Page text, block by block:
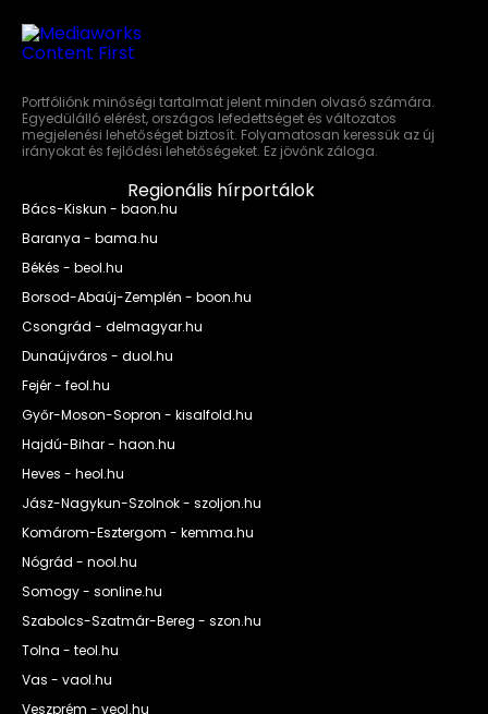
Portfóliónk minőségi tartalmat jelent minden olvasó számára.
Egyedülálló elérést, országos lefedettséget és változatos
megjelenési lehetőséget biztosít. Folyamatosan keressük az új
irányokat és fejlődési lehetőségeket. Ez jövőnk záloga.
Regionális hírportálok
Bács-Kiskun - baon.hu
Baranya - bama.hu
Békés - beol.hu
Borsod-Abaúj-Zemplén - boon.hu
Csongrád - delmagyar.hu
Dunaújváros - duol.hu
Fejér - feol.hu
Győr-Moson-Sopron - kisalfold.hu
Hajdú-Bihar - haon.hu
Heves - heol.hu
Jász-Nagykun-Szolnok - szoljon.hu
Komárom-Esztergom - kemma.hu
Nógrád - nool.hu
Somogy - sonline.hu
Szabolcs-Szatmár-Bereg - szon.hu
Tolna - teol.hu
Vas - vaol.hu
Veszprém - veol.hu